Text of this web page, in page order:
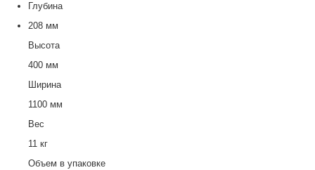
Глубина
208 мм
Высота
400 мм
Ширина
1100 мм
Вес
11 кг
Объем в упаковке